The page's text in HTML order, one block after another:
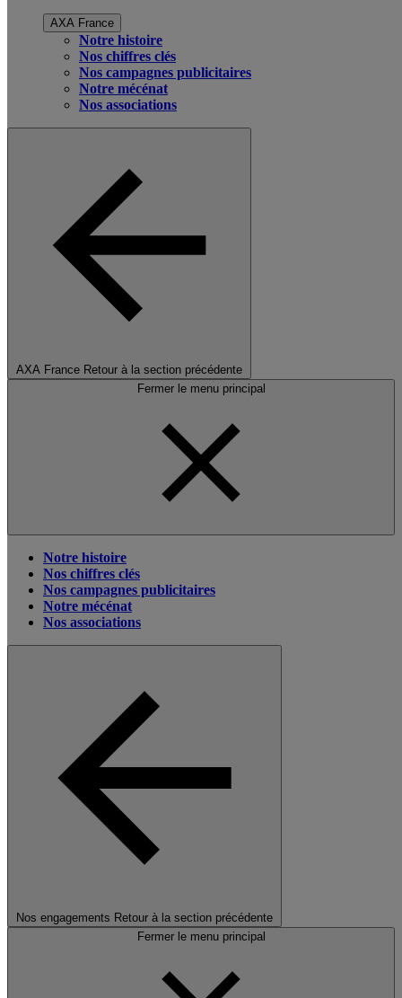
AXA France
Notre histoire
Nos chiffres clés
Nos campagnes publicitaires
Notre mécénat
Nos associations
AXA France Retour à la section précédente
Fermer le menu principal
Notre histoire
Nos chiffres clés
Nos campagnes publicitaires
Notre mécénat
Nos associations
Nos engagements Retour à la section précédente
Fermer le menu principal